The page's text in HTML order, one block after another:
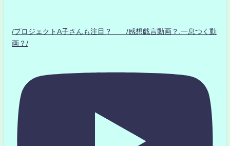
/プロジェクトA子さんも注目？ /感想戯言動画？.一息つく動
画？/